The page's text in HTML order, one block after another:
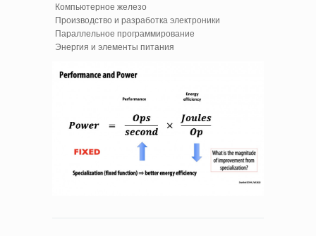
Компьютерное железо
Производство и разработка электроники
Параллельное программирование
Энергия и элементы питания